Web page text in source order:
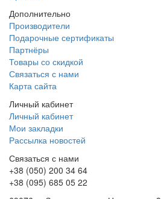
Дополнительно
Производители
Подарочные сертификаты
Партнёры
Товары со скидкой
Связаться с нами
Карта сайта
Личный кабинет
Личный кабинет
Мои закладки
Рассылка новостей
Связаться с нами
+38 (050) 200 34 64
+38 (095) 685 05 22